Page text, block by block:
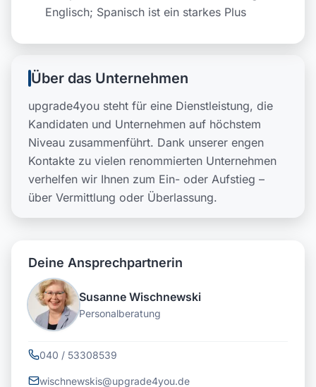
Englisch; Spanisch ist ein starkes Plus
Über das Unternehmen
upgrade4you steht für eine Dienstleistung, die
Kandidaten und Unternehmen auf höchstem
Niveau zusammenführt. Dank unserer engen
Kontakte zu vielen renommierten Unternehmen
verhelfen wir Ihnen zum Ein- oder Aufstieg –
über Vermittlung oder Überlassung.
Deine Ansprechpartnerin
Susanne Wischnewski
Personalberatung
040 / 53308539
wischnewskis@upgrade4you.de